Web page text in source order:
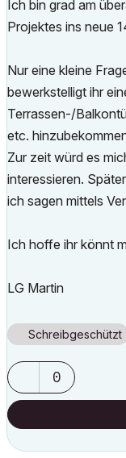
Ich bin grad am
Projektes ins neue
Nur eine kleine
bewerkstelligt ihr
Terrassen-/
etc.
Zur zeit würd es
interessieren.
ich sagen mittels
Ich hoffe ihr könnt
LG Martin
Schreibgeschützt
0